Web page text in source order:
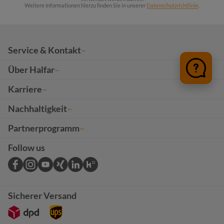
Weitere Informationen hierzu finden Sie in unserer Datenschutzrichtlinie
Service & Kontakt
Über Halfar
Karriere
Nachhaltigkeit
Partnerprogramm
Follow us
Sicherer Versand